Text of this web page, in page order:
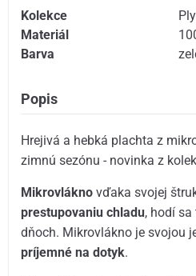
Kolekce
Materiál
Barva
Popis
Hrejivá a hebká plachta z
zimnú sezónu - novinka z
Mikrovlákno vďaka svojej
prestupovaniu chladu, hodí
dňoch. Mikrovlákno je svojou
príjemné na dotyk.